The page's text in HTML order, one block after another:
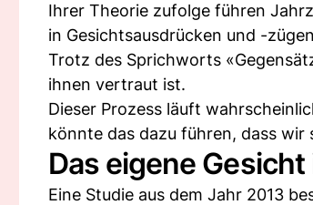
Ihrer Theorie zufolge führen
in Gesichtsausdrücken und -
Trotz des Sprichworts
ihnen vertraut ist.
Dieser Prozess läuft
könnte das dazu führen, dass
Das eigene
Eine Studie aus dem Jahr 2013